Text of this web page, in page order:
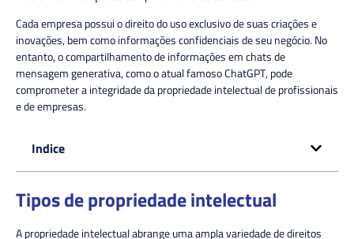
Cada empresa possui o direito do uso exclusivo de suas criações e
inovações, bem como informações confidenciais de seu negócio. No
entanto, o compartilhamento de informações em chats de
mensagem generativa, como o atual famosoChatGPT, pode
comprometer a integridade da propriedade intelectual de profissionais
e de empresas.
Indice
Tipos de propriedade intelectual
A propriedade intelectual abrange uma ampla variedade de direitos